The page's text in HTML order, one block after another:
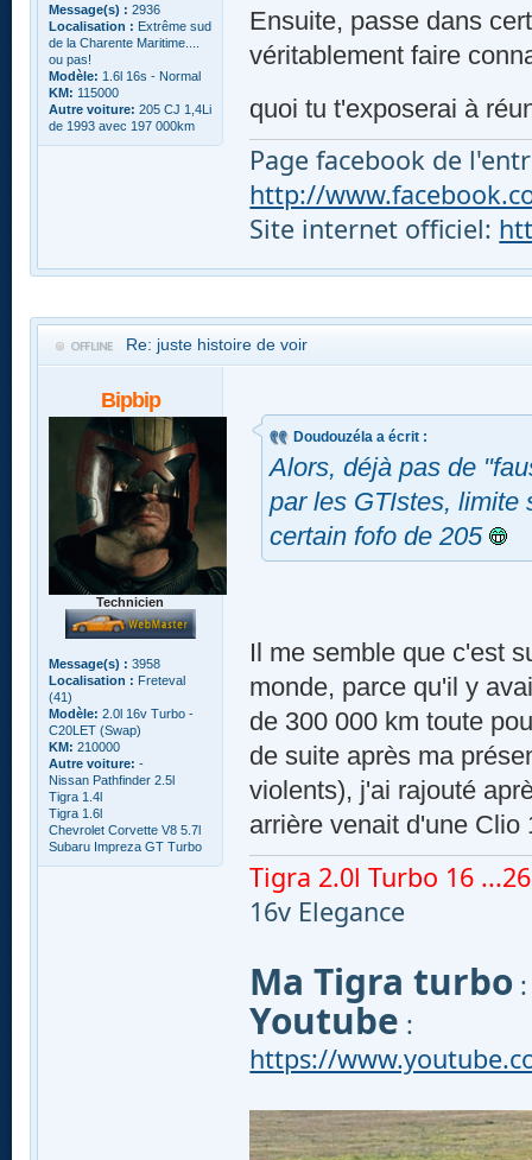
Message(s) : 2936
Localisation : Extrême sud
de la Charente Maritime....
ou pas!
Modèle: 1.6l 16s - Normal
KM: 115000
Autre voiture: 205 CJ 1,4Li
de 1993 avec 197 000km
Ensuite, passe dans
véritablement faire
quoi tu t'exposerai à
Page facebook de
http://
Site internet officiel:
Re: juste histoire de voir
Bipbip
Technicien
Message(s) : 3958
Localisation : Freteval
(41)
Modèle: 2.0l 16v Turbo -
C20LET (Swap)
KM: 210000
Autre voiture: -
Nissan Pathfinder 2.5l
Tigra 1.4l
Tigra 1.6l
Chevrolet Corvette V8 5.7l
Subaru Impreza GT Turbo
Doudouzéla a écrit :
Alors, déjà pas de
par les GTIstes,
certain fofo de 205
Il me semble que c'est
monde, parce qu'il y
de 300 000 km toute
de suite après ma
violents), j'ai rajouté
arrière venait d'une
Tigra 2.0l Turbo 16
16v Elegance
Ma Tigra turbo
Youtube :
https://